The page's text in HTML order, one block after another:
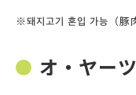
※돼지고기 혼입 가능（豚
オ・ヤー